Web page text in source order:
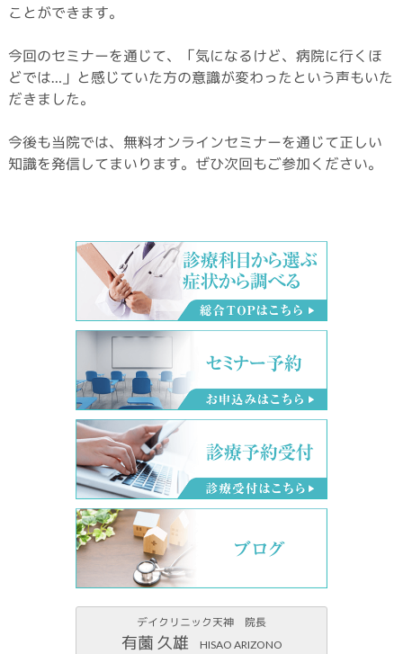
ことができます。
今回のセミナーを通じて、「気になるけど、病院に行くほ
どでは…」と感じていた方の意識が変わったという声もいた
だきました。
今後も当院では、無料オンラインセミナーを通じて正しい
知識を発信してまいります。ぜひ次回もご参加ください。
デイクリニック天神 院長
有薗 久雄 HISAO ARIZONO